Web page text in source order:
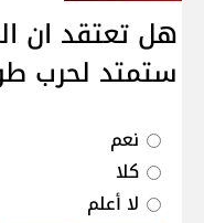
هل تعتقد ان
ستمتد لحرب
نعم
كلا
لا أعلم